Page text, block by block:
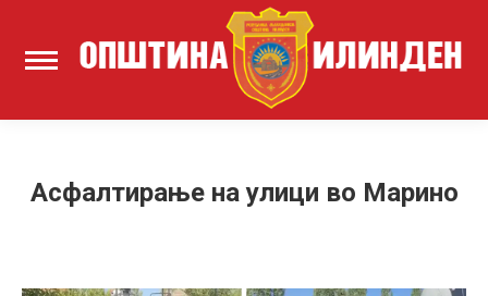
Асфалтирање на улици во Марино